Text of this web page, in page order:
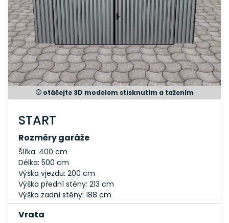
otáčejte 3D modelem stisknutím a tažením
START
Rozměry garáže
Šířka: 400 cm
Délka: 500 cm
Výška vjezdu: 200 cm
Výška přední stěny: 213 cm
Výška zadní stěny: 188 cm
Vrata